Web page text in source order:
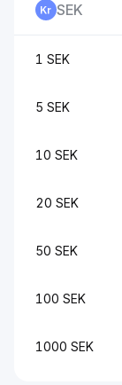
SEK
1 SEK
5 SEK
10 SEK
20 SEK
50 SEK
100 SEK
1000 SEK